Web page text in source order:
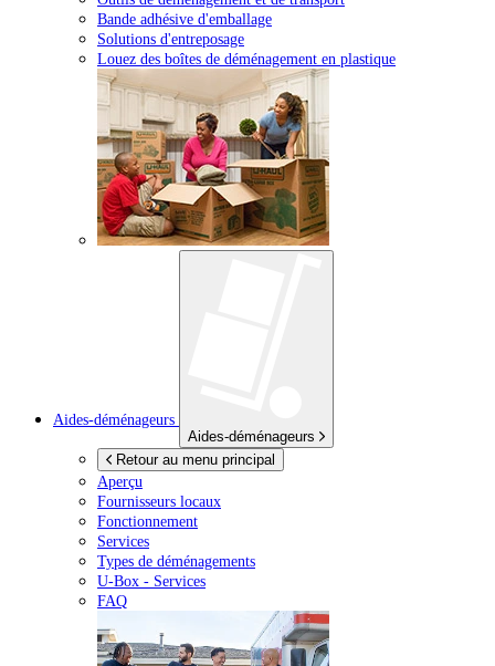
Bande adhésive d'emballage
Solutions d'entreposage
Louez des boîtes de déménagement en plastique
Aides-déménageurs
Aides-déménageurs
Retour au menu principal
Aperçu
Fournisseurs locaux
Fonctionnement
Services
Types de déménagements
U-Box - Services
FAQ